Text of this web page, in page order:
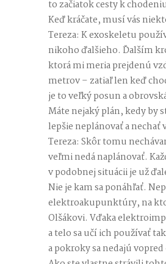
to začiatok cesty k
Keď kráčate, musí vás
Tereza: K exoskeletu
nikoho ďalšieho. Ďalším
ktorá mi meria prejdenú
metrov – zatiaľ len keď
je to veľký posun a
Máte nejaký plán, kedy by
lepšie neplánovať a nechať
Tereza: Skôr tomu
veľmi nedá naplánovať.
v podobnej situácii je už
Nie je kam sa ponáhľať.
elektroakupunktúry, na
Olšákovi. Vďaka
a telo sa učí ich používať
a pokroky sa nedajú